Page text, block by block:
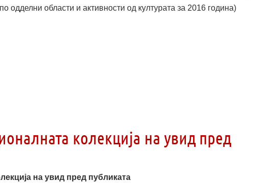
одделни области и активности од културата за 2016 година)
колекција на увид пред
на увид пред публиката